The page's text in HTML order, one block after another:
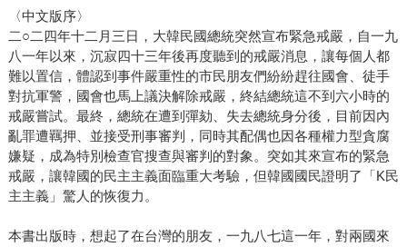
〈中文版序〉
二○二四年十二月三日，大韓民國總統突然宣布緊急戒嚴，自一九
八一年以來，沉寂四十三年後再度聽到的戒嚴消息，讓每個人都
難以置信，體認到事件嚴重性的市民朋友們紛紛趕往國會、徒手
對抗軍警，國會也馬上議決解除戒嚴，終結總統這不到六小時的
戒嚴嘗試。最終，總統在遭到彈劾、失去總統身分後，目前因內
亂罪遭羈押、並接受刑事審判，同時其配偶也因各種權力型貪腐
嫌疑，成為特別檢查官搜查與審判的對象。突如其來宣布的緊急
戒嚴，讓韓國的民主主義面臨重大考驗，但韓國國民證明了「K民
主主義」驚人的恢復力。
本書出版時，想起了在台灣的朋友，一九八七這一年，對兩國來